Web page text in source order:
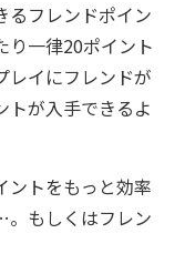
フレンドポイン
り一律20ポイント
レイにフレンドが
トが入手できるよ
トをもっと効率
もしくはフレン